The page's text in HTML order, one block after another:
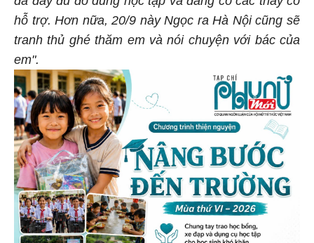
hỗ trợ. Hơn nữa, 20/9 này Ngọc ra Hà Nội cũng sẽ
tranh thủ ghé thăm em và nói chuyện với bác của
em".